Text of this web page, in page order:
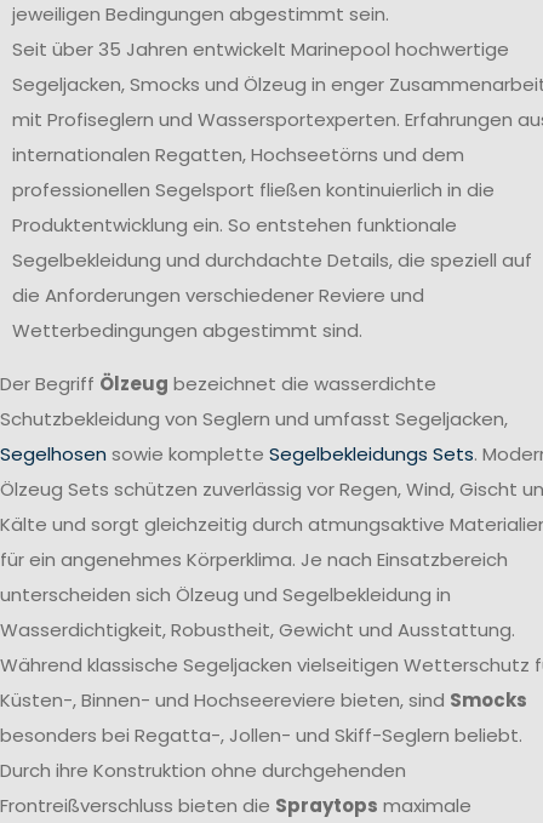
jeweiligen Bedingungen abgestimmt sein.
Seit über 35 Jahren entwickelt Marinepool hochwertige
Segeljacken, Smocks und Ölzeug in enger
mit Profiseglern und Wassersportexperten. Erfahrungen
internationalen Regatten, Hochseetörns und dem
professionellen Segelsport fließen kontinuierlich in die
Produktentwicklung ein. So entstehen funktionale
Segelbekleidung und durchdachte Details, die speziell auf
die Anforderungen verschiedener Reviere und
Wetterbedingungen abgestimmt sind.
Der Begriff Ölzeug bezeichnet die wasserdichte
Schutzbekleidung von Seglern und umfasst Segeljacken,
Segelhosen sowie komplette Segelbekleidungs Sets.
Ölzeug Sets schützen zuverlässig vor Regen, Wind, Gischt
Kälte und sorgt gleichzeitig durch atmungsaktive
für ein angenehmes Körperklima. Je nach Einsatzbereich
unterscheiden sich Ölzeug und Segelbekleidung in
Wasserdichtigkeit, Robustheit, Gewicht und Ausstattung.
Während klassische Segeljacken vielseitigen Wetterschutz
Küsten-, Binnen- und Hochseereviere bieten, sind Smocks
besonders bei Regatta-, Jollen- und Skiff-Seglern beliebt.
Durch ihre Konstruktion ohne durchgehenden
Frontreißverschluss bieten die Spraytops maximale